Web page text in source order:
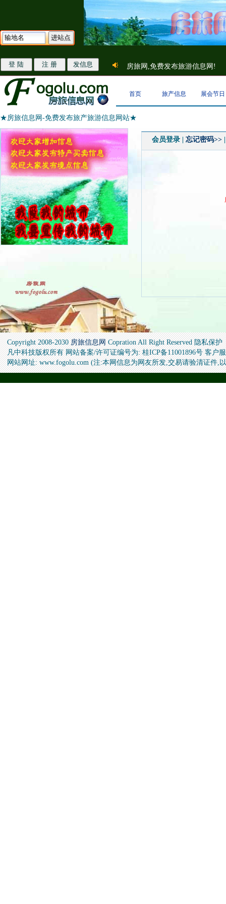
房旅网,免费发布旅游信息网!
首页 旅产信息 展会节日
★房旅信息网-免费发布旅产旅游信息网站★
会员登录 | 忘记密码>>
Copyright 2008-2030房旅信息网Copration All Right Reserved 隐私保护
凡中科技版权所有 网站备案/许可证编号为: 桂ICP备11001896号 客户服
网站网址: www.fogolu.com (注:本网信息为网友所发,交易请验清证件,